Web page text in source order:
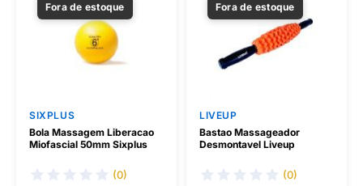
Fora de estoque
SIXPLUS
Bola Massagem Liberacao
Miofascial 50mm Sixplus
(0)
Fora de estoque
LIVEUP
Bastao Massageador
Desmontavel Liveup
(0)